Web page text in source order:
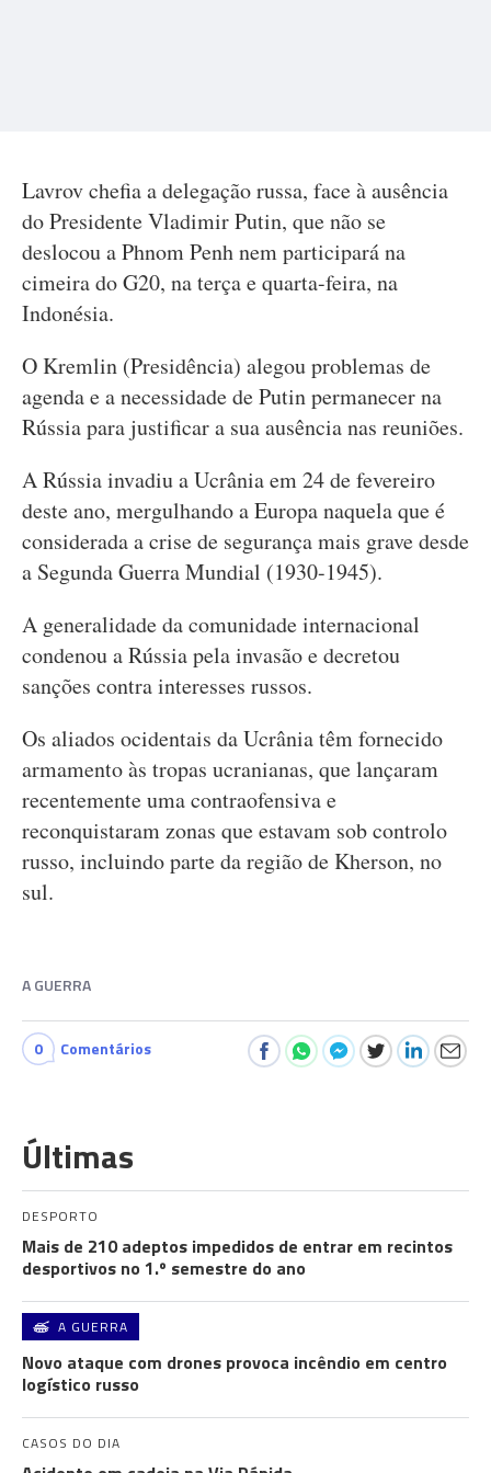
Lavrov chefia a delegação russa, face à ausência
do Presidente Vladimir Putin, que não se
deslocou a Phnom Penh nem participará na
cimeira do G20, na terça e quarta-feira, na
Indonésia.
O Kremlin (Presidência) alegou problemas de
agenda e a necessidade de Putin permanecer na
Rússia para justificar a sua ausência nas reuniões.
A Rússia invadiu a Ucrânia em 24 de fevereiro
deste ano, mergulhando a Europa naquela que é
considerada a crise de segurança mais grave desde
a Segunda Guerra Mundial (1930-1945).
A generalidade da comunidade internacional
condenou a Rússia pela invasão e decretou
sanções contra interesses russos.
Os aliados ocidentais da Ucrânia têm fornecido
armamento às tropas ucranianas, que lançaram
recentemente uma contraofensiva e
reconquistaram zonas que estavam sob controlo
russo, incluindo parte da região de Kherson, no
sul.
A GUERRA
0 Comentários
Últimas
DESPORTO
Mais de 210 adeptos impedidos de entrar em recintos
desportivos no 1.º semestre do ano
A GUERRA
Novo ataque com drones provoca incêndio em centro
logístico russo
CASOS DO DIA